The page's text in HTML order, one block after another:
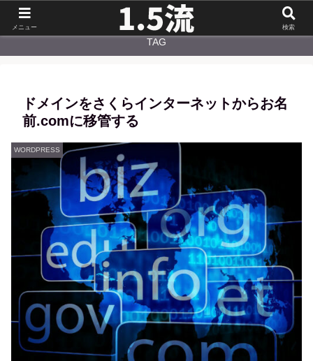
TAG
ドメインをさくらインターネットからお名
前.comに移管する
WORDPRESS
メニュー 検索